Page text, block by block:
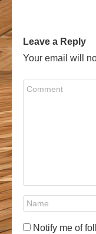
Leave a Reply
Your email will
Notify me of